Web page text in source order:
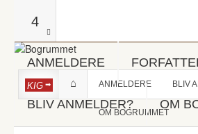
4
ANMELDERE
BLIV ANMELDER? OM
KIG ANMELDERE BLIV
OM BOGRUMMET